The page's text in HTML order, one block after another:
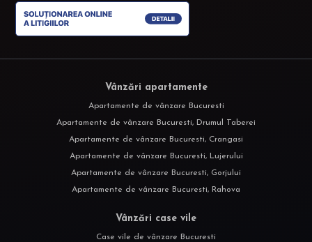
Vânzări apartamente
Apartamente de vânzare Bucuresti
Apartamente de vânzare Bucuresti, Drumul Taberei
Apartamente de vânzare Bucuresti, Crangasi
Apartamente de vânzare Bucuresti, Lujerului
Apartamente de vânzare Bucuresti, Gorjului
Apartamente de vânzare Bucuresti, Rahova
Vânzări case vile
Case vile de vânzare Bucuresti